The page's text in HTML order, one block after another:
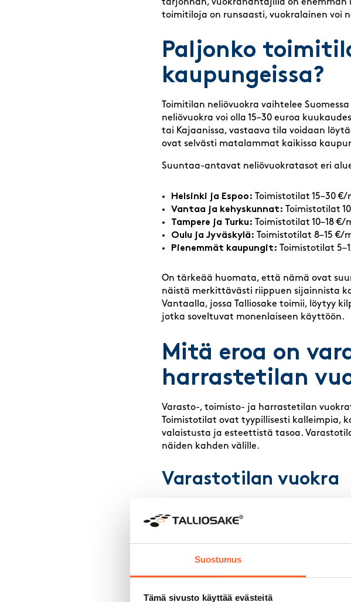
Suostumus
Tämä sivusto käyttää evästeitä
tarjonnan, vuokranantajilla on enemmän
toimitiloja on runsaasti, vuokralainen voi
Paljonko
kaupungeissa?
Toimitilan neliövuokra vaihtelee
neliövuokra voi olla 15–30 euroa
tai Kajaanissa, vastaava tila voidaan
ovat selvästi matalammat kaikissa
Suuntaa-antavat neliövuokratasot eri
Helsinki ja Espoo: Toimistotilat 15–30 €/
Vantaa ja kehyskunnat: Toimistotilat
Tampere ja Turku: Toimistotilat 10–18 €/
Oulu ja Jyväskylä: Toimistotilat 8–15 €/
Pienemmät kaupungit: Toimistotilat
On tärkeää huomata, että nämä ovat
näistä merkittävästi riippuen sijainnista
Vantaalla, jossa Talliosake toimii, löytyy
jotka soveltuvat monenlaiseen käyttöön.
Mitä eroa on
harrastetilan
Varasto-, toimisto- ja harrastetilan
Toimistotilat ovat tyypillisesti kalleimpia,
valaistusta ja esteettistä tasoa.
näiden kahden välille.
Varastotilan vuokra
lattiakestävyys ovat usein ainoat
tyypillisesti matalin kaikissa
Toimistotilan vuokra